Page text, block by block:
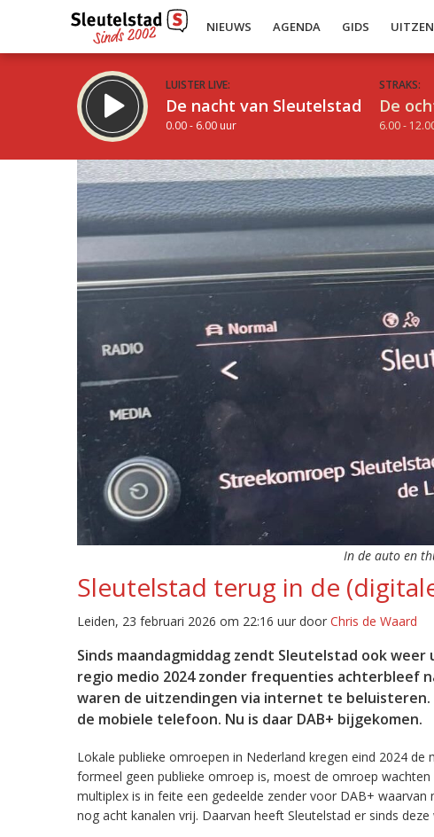
NIEUWS AGENDA GIDS
LUISTER LIVE:
De nacht van Sleutelstad
0.00 - 6.00 uur
STRAKS:
De
6.00 -
In de auto en
Sleutelstad terug in de
Leiden, 23 februari 2026 om 22:16 uur door Chris de Waard
Sinds maandagmiddag zendt Sleutelstad ook
regio medio 2024 zonder frequenties achterbleef
waren de uitzendingen via internet te beluisteren.
de mobiele telefoon. Nu is daar DAB+ bijgekomen.
Lokale publieke omroepen in Nederland kregen eind 2024
formeel geen publieke omroep is, moest de omroep
multiplex is in feite een gedeelde zender voor DAB+
nog acht kanalen vrij. Daarvan heeft Sleutelstad er sinds deze